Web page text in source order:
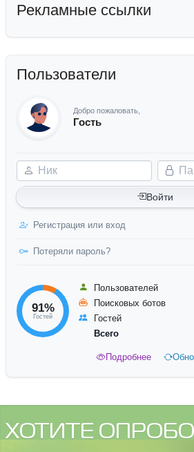
Рекламные ссылки
Пользователи
Добро пожаловать,
Гость
Ник Пароль
Войти
Регистрация или вход
Потеряли пароль?
91%
Гостей
Пользователей
Поисковых ботов
Гостей
Всего
Подробнее
ХОТИТЕ